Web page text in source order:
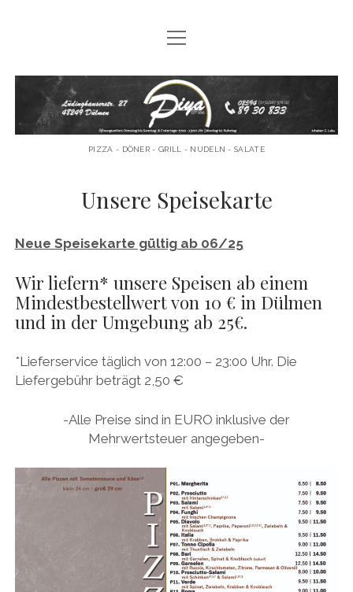
SPEISEKARTE
SPEISEKARTE DOWNLOAD
ÖFFNUNGSZEITEN Menü
KONTAKT
IMPRESSUM
DATENSCHUTZ
facebookinstagram
email
Menü
öffnen
Piya
PIZZA - DÖNER - GRILL - NUDELN - SALATE
Unsere Speisekarte
Neue Speisekarte gültig ab 06/25
Wir liefern* unsere Speisen ab einem
Mindestbestellwert von 10 € in Dülmen
und in der Umgebung ab 25€.
*Lieferservice täglich von 12:00 – 23:00 Uhr. Die
Liefergebühr beträgt 2,50 €
-Alle Preise sind in EURO inklusive der
Mehrwertsteuer angegeben-